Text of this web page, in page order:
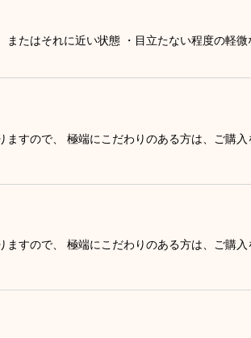
たはそれに近い状態 ・目立たない程度の軽
すので、 極端にこだわりのある方は、ご購
すので、 極端にこだわりのある方は、ご購